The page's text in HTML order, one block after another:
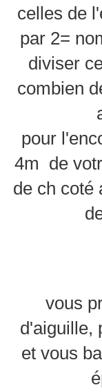
celles de
par 2=
diviser
combien
pour
4m de
de ch coté
vous
d'aiguille,
et vous